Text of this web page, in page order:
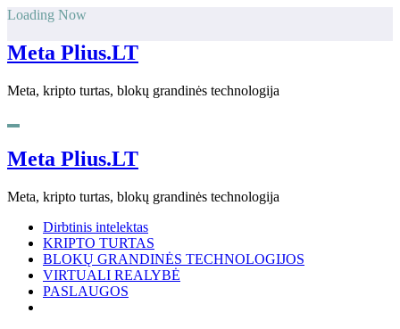
Skip
content
Loading Now
Meta Plius.LT
Meta, kripto turtas, blokų grandinės technologija
Meta Plius.LT
Meta, kripto turtas, blokų grandinės technologija
Dirbtinis intelektas
KRIPTO TURTAS
BLOKŲ GRANDINĖS TECHNOLOGIJOS
VIRTUALI REALYBĖ
PASLAUGOS